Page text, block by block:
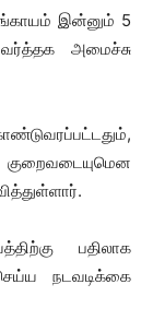
இன்னும் 5
வர்த்தக அமைச்சு
பதிலாக
நடவடிக்கை